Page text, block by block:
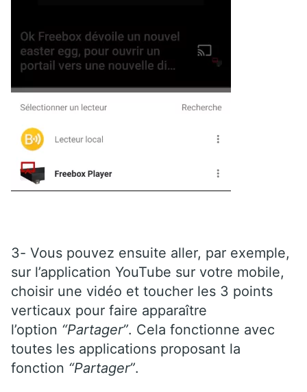
3- Vous pouvez ensuite aller, par exemple,
sur l’application YouTube sur votre mobile,
choisir une vidéo et toucher les 3 points
verticaux pour faire apparaître
l’option “Partager”. Cela fonctionne avec
toutes les applications proposant la
fonction “Partager”.